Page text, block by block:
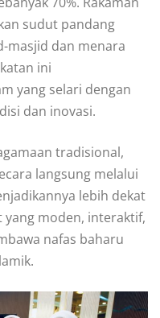
sudut pandang
masjid dan menara
ini
yang selari dengan
dan inovasi.
tradisional,
langsung melalui
lebih dekat
yang moden, interaktif,
nafas baharu